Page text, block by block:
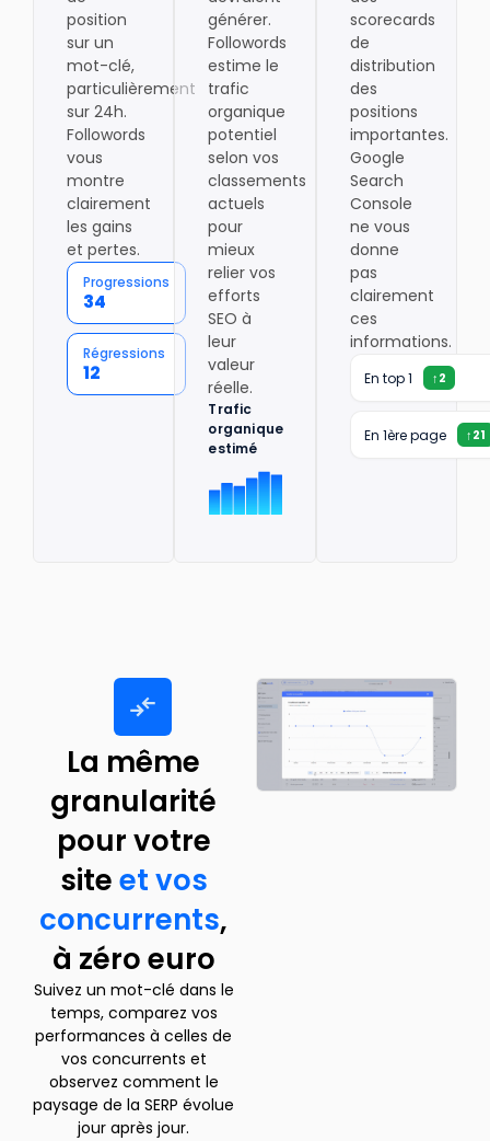
position
sur un
mot-clé,
particulièrement
sur 24h.
Followords
vous
montre
clairement
les gains
et pertes.
Progressions
34
Régressions
12
générer.
Followords
estime le
trafic
organique
potentiel
selon vos
classements
actuels
pour
mieux
relier vos
efforts
SEO à
leur
valeur
réelle.
Trafic
organique
estimé
scorecards
de
distribution
des
positions
importantes.
Google
Search
Console
ne vous
donne
pas
clairement
ces
informations.
En top 1 ↑2
En 1ère page ↑21
La même
granularité
pour votre
siteet vos
concurrents,
à zéro euro
Suivez un mot-clé dans le
temps, comparez vos
performances à celles de
vos concurrents et
observez comment le
paysage de la SERP évolue
jour après jour.